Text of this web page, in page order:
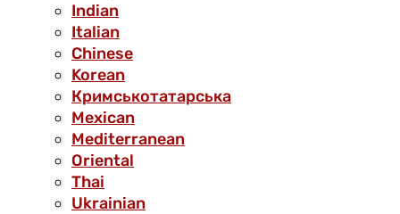
Indian
Italian
Chinese
Korean
Кримськотатарська
Mexican
Mediterranean
Oriental
Thai
Ukrainian